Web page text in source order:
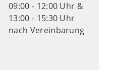
09:00 - 12:00 Uhr &
13:00 - 15:30 Uhr
nach Vereinbarung